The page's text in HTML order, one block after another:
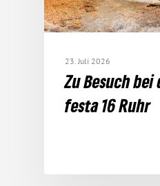
23. Juli 2026
Zu Besuch
festa 16 Ruhr